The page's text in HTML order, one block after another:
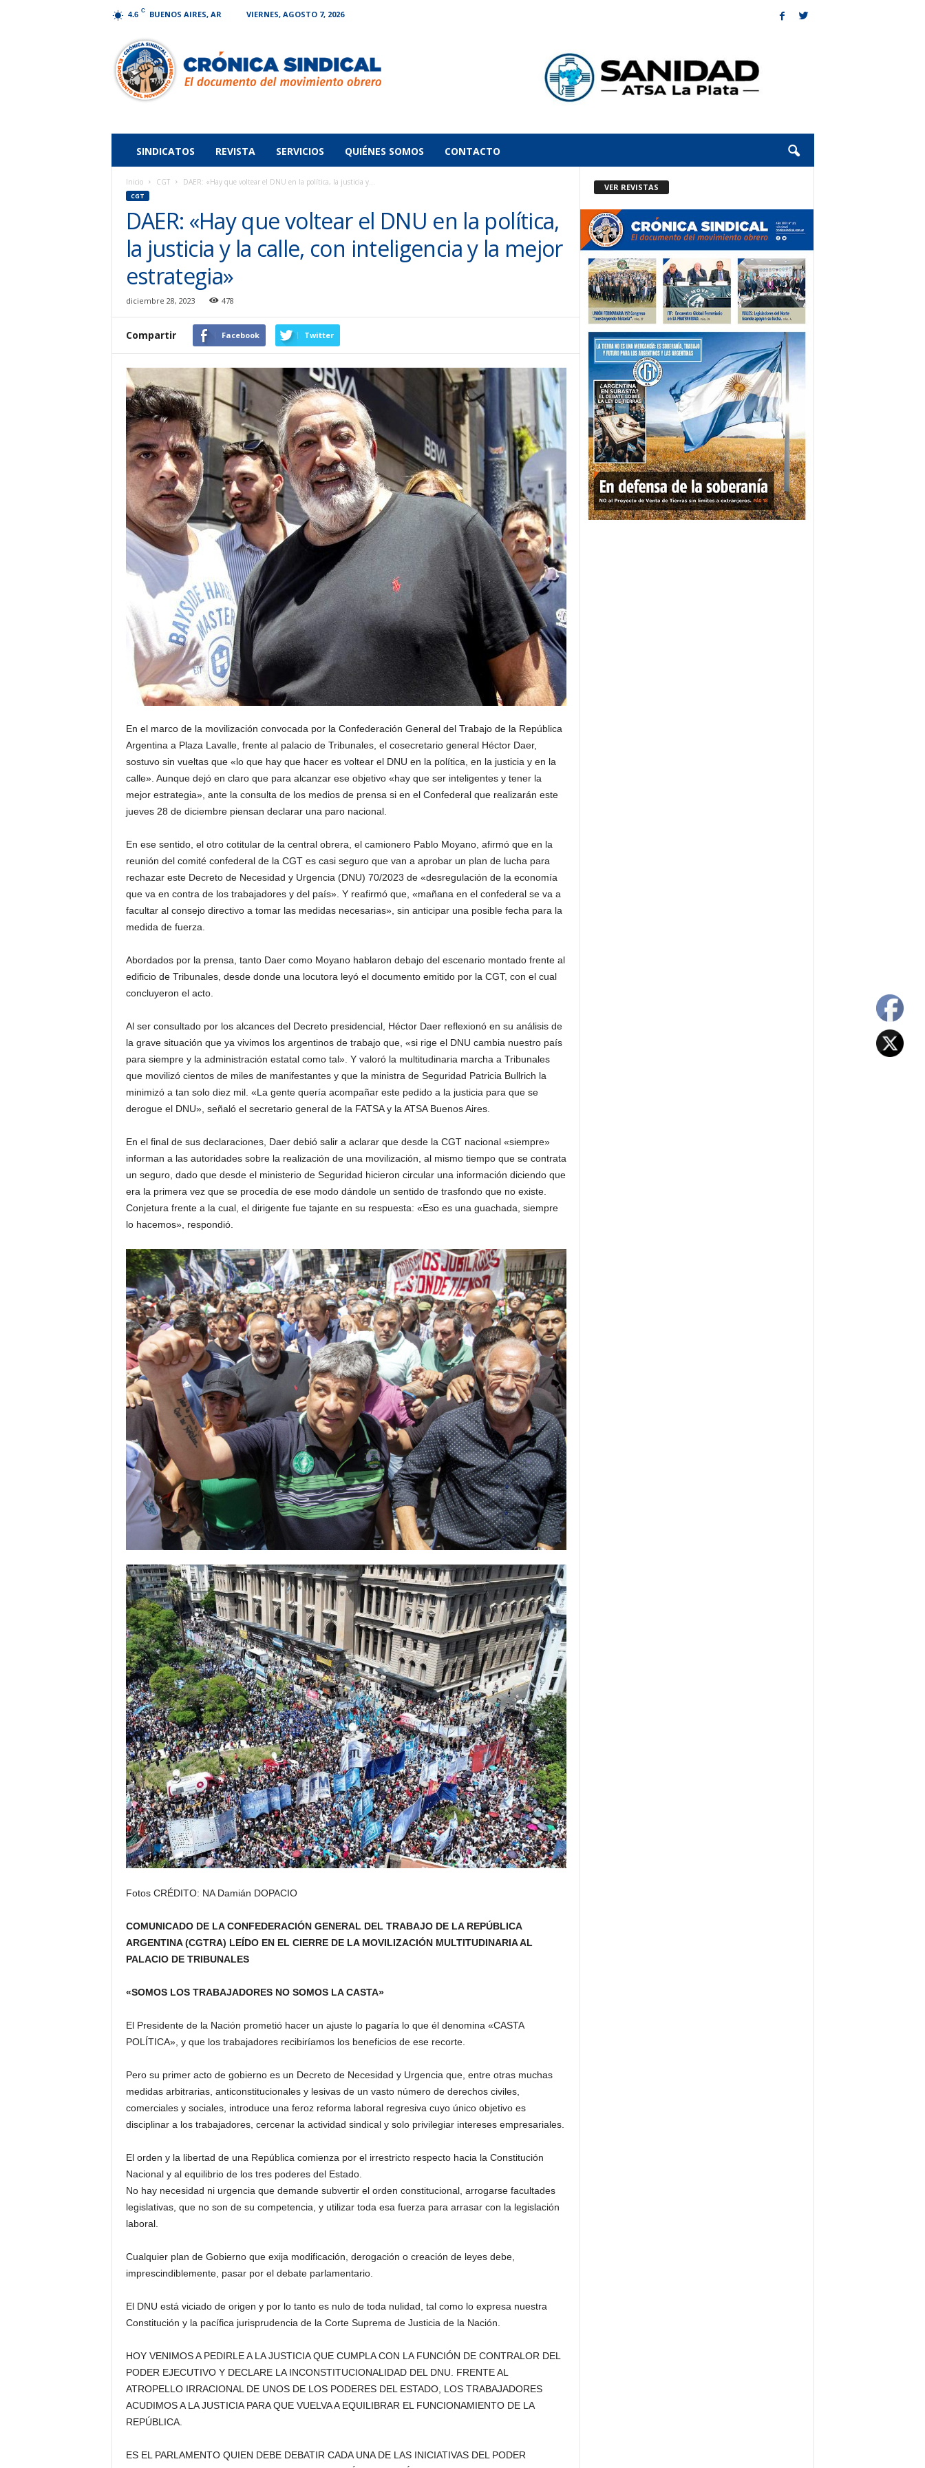
4.6 C BUENOS AIRES, AR VIERNES, AGOSTO 7, 2026
Sindical
SINDICATOS REVISTA SERVICIOS QUIÉNES SOMOS CONTACTO
Inicio CGT DAER: «Hay que voltear el DNU en la política, la justicia y...
CGT
DAER: «Hay que voltear el DNU en la política,
la justicia y la calle, con inteligencia y la mejor
estrategia»
diciembre 28, 2023 478
Compartir Facebook Twitter
En el marco de la movilización convocada por la Confederación General del Trabajo de la República
Argentina a Plaza Lavalle, frente al palacio de Tribunales, el cosecretario general Héctor Daer,
sostuvo sin vueltas que «lo que hay que hacer es voltear el DNU en la política, en la justicia y en la
calle». Aunque dejó en claro que para alcanzar ese objetivo «hay que ser inteligentes y tener la
mejor estrategia», ante la consulta de los medios de prensa si en el Confederal que realizarán este
jueves 28 de diciembre piensan declarar una paro nacional.
En ese sentido, el otro cotitular de la central obrera, el camionero Pablo Moyano, afirmó que en la
reunión del comité confederal de la CGT es casi seguro que van a aprobar un plan de lucha para
rechazar este Decreto de Necesidad y Urgencia (DNU) 70/2023 de «desregulación de la economía
que va en contra de los trabajadores y del país». Y reafirmó que, «mañana en el confederal se va a
facultar al consejo directivo a tomar las medidas necesarias», sin anticipar una posible fecha para la
medida de fuerza.
Abordados por la prensa, tanto Daer como Moyano hablaron debajo del escenario montado frente al
edificio de Tribunales, desde donde una locutora leyó el documento emitido por la CGT, con el cual
concluyeron el acto.
Al ser consultado por los alcances del Decreto presidencial, Héctor Daer reflexionó en su análisis de
la grave situación que ya vivimos los argentinos de trabajo que, «si rige el DNU cambia nuestro país
para siempre y la administración estatal como tal». Y valoró la multitudinaria marcha a Tribunales
que movilizó cientos de miles de manifestantes y que la ministra de Seguridad Patricia Bullrich la
minimizó a tan solo diez mil. «La gente quería acompañar este pedido a la justicia para que se
derogue el DNU», señaló el secretario general de la FATSA y la ATSA Buenos Aires.
En el final de sus declaraciones, Daer debió salir a aclarar que desde la CGT nacional «siempre»
informan a las autoridades sobre la realización de una movilización, al mismo tiempo que se contrata
un seguro, dado que desde el ministerio de Seguridad hicieron circular una información diciendo que
era la primera vez que se procedía de ese modo dándole un sentido de trasfondo que no existe.
Conjetura frente a la cual, el dirigente fue tajante en su respuesta: «Eso es una guachada, siempre
lo hacemos», respondió.
Fotos CRÉDITO: NA Damián DOPACIO
COMUNICADO DE LA CONFEDERACIÓN GENERAL DEL TRABAJO DE LA REPÚBLICA
ARGENTINA (CGTRA) LEÍDO EN EL CIERRE DE LA MOVILIZACIÓN MULTITUDINARIA AL
PALACIO DE TRIBUNALES
«SOMOS LOS TRABAJADORES NO SOMOS LA CASTA»
El Presidente de la Nación prometió hacer un ajuste lo pagaría lo que él denomina «CASTA
POLÍTICA», y que los trabajadores recibiríamos los beneficios de ese recorte.
Pero su primer acto de gobierno es un Decreto de Necesidad y Urgencia que, entre otras muchas
medidas arbitrarias, anticonstitucionales y lesivas de un vasto número de derechos civiles,
comerciales y sociales, introduce una feroz reforma laboral regresiva cuyo único objetivo es
disciplinar a los trabajadores, cercenar la actividad sindical y solo privilegiar intereses empresariales.
El orden y la libertad de una República comienza por el irrestricto respecto hacia la Constitución
Nacional y al equilibrio de los tres poderes del Estado.
No hay necesidad ni urgencia que demande subvertir el orden constitucional, arrogarse facultades
legislativas, que no son de su competencia, y utilizar toda esa fuerza para arrasar con la legislación
laboral.
Cualquier plan de Gobierno que exija modificación, derogación o creación de leyes debe,
imprescindiblemente, pasar por el debate parlamentario.
El DNU está viciado de origen y por lo tanto es nulo de toda nulidad, tal como lo expresa nuestra
Constitución y la pacífica jurisprudencia de la Corte Suprema de Justicia de la Nación.
HOY VENIMOS A PEDIRLE A LA JUSTICIA QUE CUMPLA CON LA FUNCIÓN DE CONTRALOR DEL
PODER EJECUTIVO Y DECLARE LA INCONSTITUCIONALIDAD DEL DNU. FRENTE AL
ATROPELLO IRRACIONAL DE UNOS DE LOS PODERES DEL ESTADO, LOS TRABAJADORES
ACUDIMOS A LA JUSTICIA PARA QUE VUELVA A EQUILIBRAR EL FUNCIONAMIENTO DE LA
REPÚBLICA.
ES EL PARLAMENTO QUIEN DEBE DEBATIR CADA UNA DE LAS INICIATIVAS DEL PODER
VER REVISTAS